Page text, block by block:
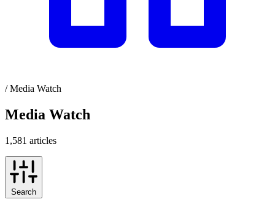
/ Media Watch
Media Watch
1,581 articles
Search